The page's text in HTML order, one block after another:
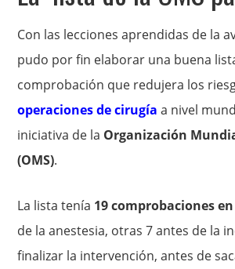
Con las lecciones aprendidas de la
pudo por fin elaborar una buena
comprobación que redujera los
operaciones de cirugía a nivel
iniciativa de la Organización
(OMS).
La lista tenía 19 comprobaciones
de la anestesia, otras 7 antes de la
finalizar la intervención, antes de